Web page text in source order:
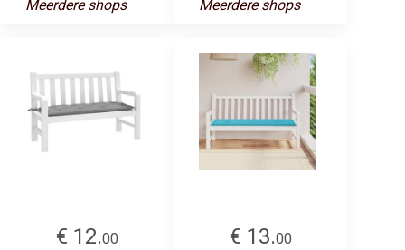
Meerdere shops
Meerdere shops
€ 12.00
€ 13.00